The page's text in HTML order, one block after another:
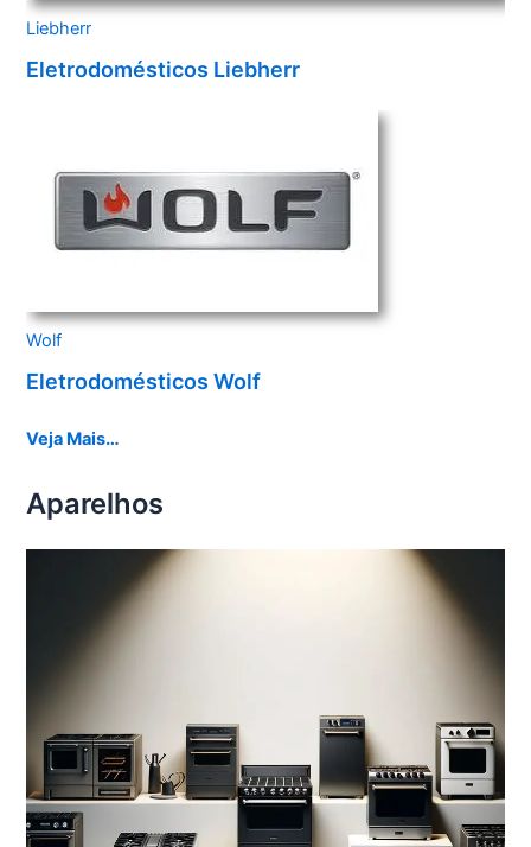
Liebherr
Eletrodomésticos Liebherr
Wolf
Eletrodomésticos Wolf
Veja Mais…
Aparelhos